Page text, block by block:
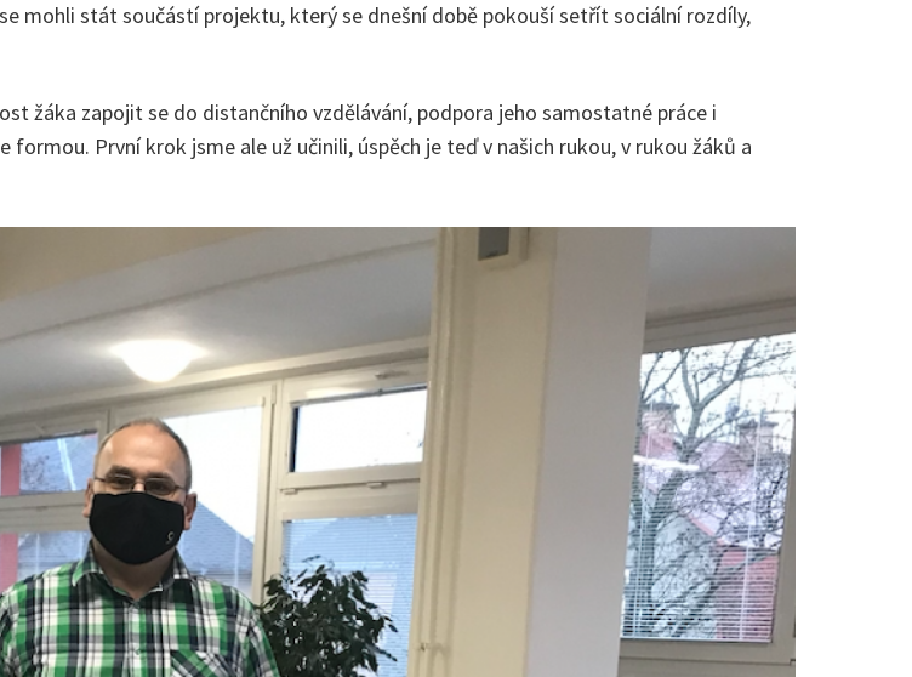
mohli stát součástí projektu, který se dnešní době pokouší setřít sociální rozdíly,
žáka zapojit se do distančního vzdělávání, podpora jeho samostatné práce i
První krok jsme ale už učinili, úspěch je teď v našich rukou, v rukou žáků a